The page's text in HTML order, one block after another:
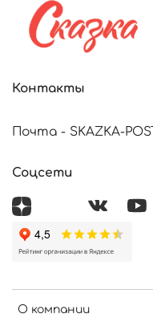
О компании
Контакты
Почта - SKAZKA-
Соцсети